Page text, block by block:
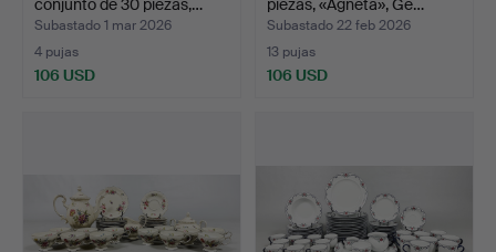
conjunto de 30 piezas,…
Subastado 1 mar 2026
4 pujas
106 USD
piezas, «Agneta», Ge…
Subastado 22 feb 2026
13 pujas
106 USD